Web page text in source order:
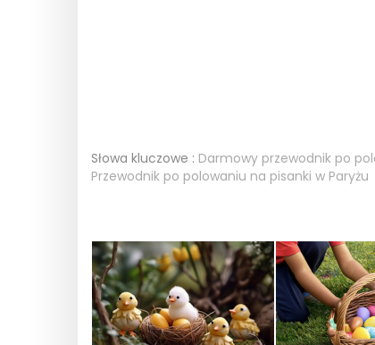
Słowa kluczowe : Darmowy przewodnik po
Przewodnik po polowaniu na pisanki w Paryżu